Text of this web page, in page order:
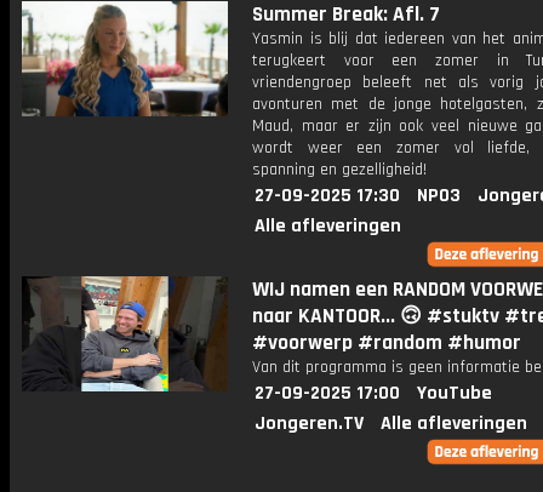
Summer Break: Afl. 7
Yasmin is blij dat iedereen van het
terugkeert voor een zomer in
vriendengroep beleeft net als vorig
avonturen met de jonge hotelgasten,
Maud, maar er zijn ook veel nieuwe
wordt weer een zomer vol liefde,
spanning en gezelligheid!
27-09-2025 17:30 NPO3
Alle afleveringen
WIJ namen een RANDOM
naar KANTOOR... 🙃 #stuktv
#voorwerp #random #humor
Van dit programma is geen informatie
27-09-2025 17:00
YouTube
Jongeren.TV
Alle afleveringen